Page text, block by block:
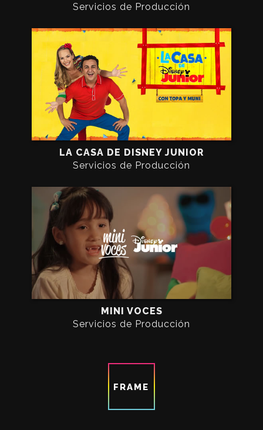
Servicios de Producción
LA CASA DE DISNEY JUNIOR
Servicios de Producción
MINI VOCES
Servicios de Producción
FRAME